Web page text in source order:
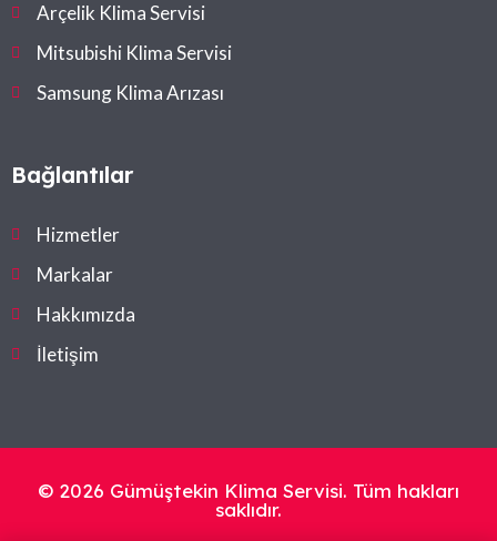
Arçelik Klima Servisi
Mitsubishi Klima Servisi
Samsung Klima Arızası
Bağlantılar
Hizmetler
Markalar
Hakkımızda
İletişim
© 2026 Gümüştekin Klima Servisi. Tüm hakları
saklıdır.